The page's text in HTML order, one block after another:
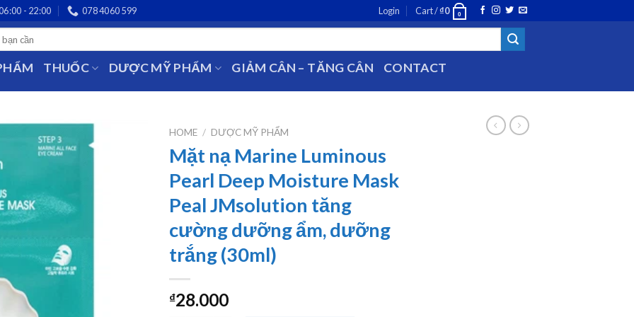
- 22:00 078 4060 599 Login Cart /₫0 0
THUỐC DƯỢC MỸ PHẨM GIẢM CÂN – TĂNG CÂN CONTACT
HOME / DƯỢC MỸ PHẨM
Mặt nạ Marine Luminous
Pearl Deep Moisture Mask
Peal JMsolution tăng
cường dưỡng ẩm, dưỡng
trắng (30ml)
₫28.000